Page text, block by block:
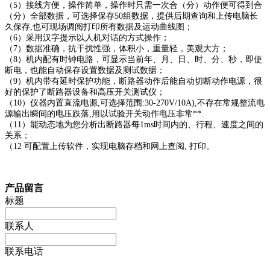
（5）接线方便，操作简单，操作时只需一次合（分）动作便可得到合
（分）全部数据，可选择保存50组数据，提供后期查询和上传电脑长
久保存,也可现场调阅打印所有数据及运动曲线图；
（6）采用汉字提示以人机对话的方式操作；
（7）数据准确，抗干扰性强，体积小，重量轻，美观大方；
（8）机内配有时钟电路，可显示当前年、月、日、时、分、秒，即使
断电，也能自动保存设置数据及测试数据；
（9）机内带有延时保护功能，断路器动作后能自动切断动作电源，很
好的保护了断路器设备和高压开关测试仪；
（10）仪器内置直流电源,可选择范围:30-270V/10A),不存在常规整流电
源输出瞬间的电压跌落,用以试验开关动作电压非常**.
（11）能动态地为您分析出断路器每1ms时间内的、行程、速度之间的
关系；
（12 可配置上传软件，实现电脑存档和网上查阅, 打印。
产品留言
标题
联系人
联系电话